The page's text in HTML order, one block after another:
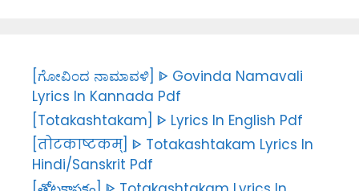
[ಗೋವಿಂದ ನಾಮಾವಳಿ] ᐈ Govinda Namavali
Lyrics In Kannada Pdf
[Totakashtakam] ᐈ Lyrics In English Pdf
[तोटकाष्टकम्] ᐈ Totakashtakam Lyrics In
Hindi/Sanskrit Pdf